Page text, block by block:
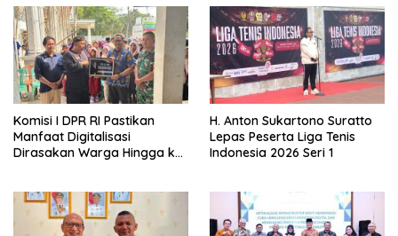
Komisi I DPR RI Pastikan
Manfaat Digitalisasi
Dirasakan Warga Hingga ke
H. Anton Sukartono Suratto
Lepas Peserta Liga Tenis
Indonesia 2026 Seri 1